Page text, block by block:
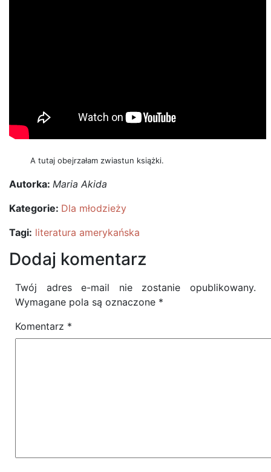
A tutaj obejrzałam zwiastun książki.
Autorka: Maria Akida
Kategorie: Dla młodzieży
Tagi: literatura amerykańska
Dodaj komentarz
Twój adres e-mail nie zostanie opublikowany.
Wymagane pola są oznaczone *
Komentarz *